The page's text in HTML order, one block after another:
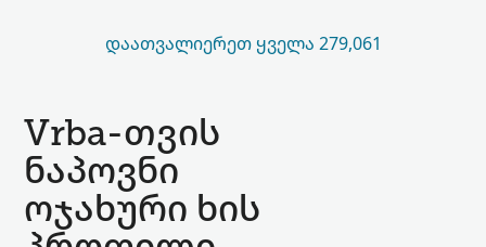
ᲓᲐᲐᲗᲕᲐᲚᲘᲔᲠᲔᲗ ᲧᲕᲔᲚᲐ 279,061
Vrba-თვის
ნაპოვნი
ოჯახური ხის